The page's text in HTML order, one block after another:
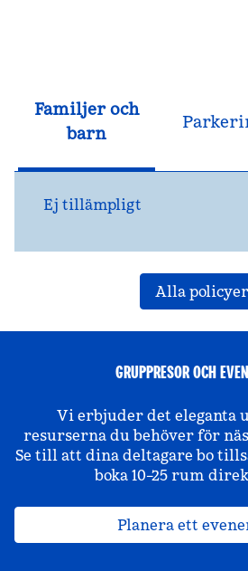
Familjer och
barn
Ej tillämpligt
Alla policyer
GRUPPRESOR OCH
Vi erbjuder det eleganta
resurserna du behöver för
Se till att dina deltagare bo
boka 10–25 rum
Planera ett